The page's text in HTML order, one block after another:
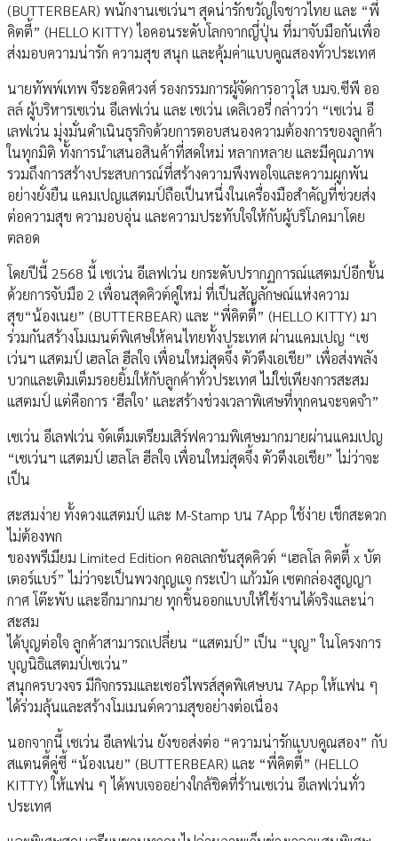
(BUTTERBEAR) พนักงานเซเว่นฯ สุดน่ารักขวัญใจชาวไทย และ “พี่
คิตตี้” (HELLO KITTY) ไอคอนระดับโลกจากญี่ปุ่น ที่มาจับมือกันเพื่อ
ส่งมอบความน่ารัก ความสุข สนุก และคุ้มค่าแบบคูณสองทั่วประเทศ
นายทัพพ์เทพ จีระอดิศวงศ์ รองกรรมการผู้จัดการอาวุโส บมจ.ซีพี ออ
ลล์ ผู้บริหารเซเว่น อีเลฟเว่น และ เซเว่น เดลิเวอรี่ กล่าวว่า “เซเว่น อี
เลฟเว่น มุ่งมั่นดำเนินธุรกิจด้วยการตอบสนองความต้องการของลูกค้า
ในทุกมิติ ทั้งการนำเสนอสินค้าที่สดใหม่ หลากหลาย และมีคุณภาพ
รวมถึงการสร้างประสบการณ์ที่สร้างความพึงพอใจและความผูกพัน
อย่างยั่งยืน แคมเปญแสตมป์ถือเป็นหนึ่งในเครื่องมือสำคัญที่ช่วยส่ง
ต่อความสุข ความอบอุ่น และความประทับใจให้กับผู้บริโภคมาโดย
ตลอด
โดยปีนี้ 2568 นี้ เซเว่น อีเลฟเว่น ยกระดับปรากฏการณ์แสตมป์อีกขั้น
ด้วยการจับมือ 2 เพื่อนสุดคิวต์คู่ใหม่ ที่เป็นสัญลักษณ์แห่งความ
สุข“น้องเนย” (BUTTERBEAR) และ “พี่คิตตี้” (HELLO KITTY) มา
ร่วมกันสร้างโมเมนต์พิเศษให้คนไทยทั้งประเทศ ผ่านแคมเปญ “เซ
เว่นฯ แสตมป์ เฮลโล ฮีลใจ เพื่อนใหม่สุดจึ้ง ตัวตึงเอเชีย” เพื่อส่งพลัง
บวกและเติมเต็มรอยยิ้มให้กับลูกค้าทั่วประเทศ ไม่ใช่เพียงการสะสม
แสตมป์ แต่คือการ ‘ฮีลใจ’ และสร้างช่วงเวลาพิเศษที่ทุกคนจะจดจำ”
เซเว่น อีเลฟเว่น จัดเต็มเตรียมเสิร์ฟความพิเศษมากมายผ่านแคมเปญ
“เซเว่นฯ แสตมป์ เฮลโล ฮีลใจ เพื่อนใหม่สุดจึ้ง ตัวตึงเอเชีย” ไม่ว่าจะ
เป็น
สะสมง่าย ทั้งดวงแสตมป์ และ M-Stamp บน 7App ใช้ง่าย เช็กสะดวก
ไม่ต้องพก
ของพรีเมียม Limited Edition คอลเลกชันสุดคิวต์ “เฮลโล คิตตี้ x บัต
เตอร์แบร์” ไม่ว่าจะเป็นพวงกุญแจ กระเป๋า แก้วมัค เซตกล่องสูญญา
กาศ โต๊ะพับ และอีกมากมาย ทุกชิ้นออกแบบให้ใช้งานได้จริงและน่า
สะสม
ได้บุญต่อใจ ลูกค้าสามารถเปลี่ยน “แสตมป์” เป็น “บุญ” ในโครงการ
บุญนิธิแสตมป์เซเว่น”
สนุกครบวงจร มีกิจกรรมและเซอร์ไพรส์สุดพิเศษบน 7App ให้แฟน ๆ
ได้ร่วมลุ้นและสร้างโมเมนต์ความสุขอย่างต่อเนื่อง
นอกจากนี้ เซเว่น อีเลฟเว่น ยังขอส่งต่อ “ความน่ารักแบบคูณสอง” กับ
สแตนดี้คู่ซี้ “น้องเนย” (BUTTERBEAR) และ “พี่คิตตี้” (HELLO
KITTY) ให้แฟน ๆ ได้พบเจออย่างใกล้ชิดที่ร้านเซเว่น อีเลฟเว่นทั่ว
ประเทศ